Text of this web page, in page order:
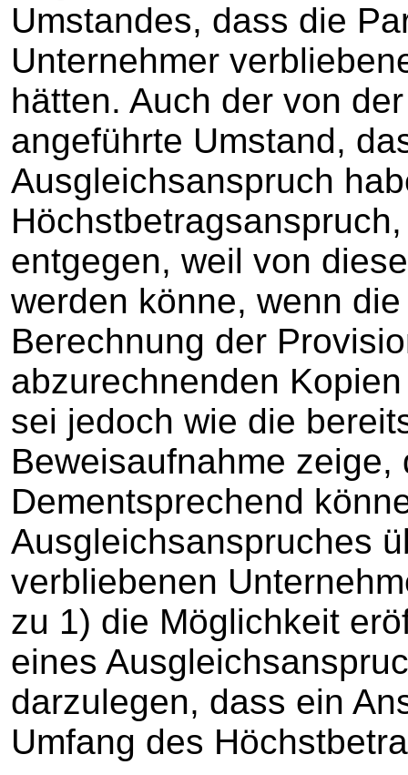
Umstandes, dass die
Unternehmer
hätten. Auch der von
angeführte Umstand,
Ausgleichsanspruch
entgegen, weil von
werden könne, wenn
Berechnung der
abzurechnenden
sei jedoch wie die
Beweisaufnahme
Dementsprechend
Ausgleichsanspruches
verbliebenen
zu 1) die Möglichkeit
eines
darzulegen, dass ein
Umfang des